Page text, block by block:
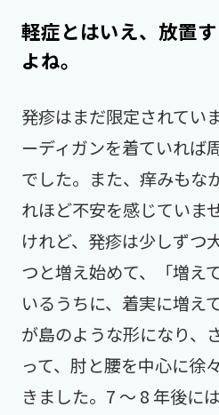
軽症とはいえ、放置
よね。
発疹はまだ限定されてい
ーディガンを着ていれば
でした。また、痒みもな
れほど不安を感じていま
けれど、発疹は少しずつ
つと増え始めて、「増え
いるうちに、着実に増え
が島のような形になり、
って、肘と腰を中心に徐
きました。7 ～ 8 年後に